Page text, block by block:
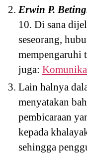
Erwin P.
10. Di sana
seseorang,
mempengaruhi
juga:
Lain halnya
menyatakan
pembicaraan
kepada
sehingga